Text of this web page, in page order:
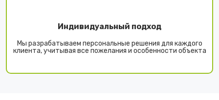
Индивидуальный подход
Мы разрабатываем персональные решения для каждого
клиента, учитывая все пожелания и особенности объекта